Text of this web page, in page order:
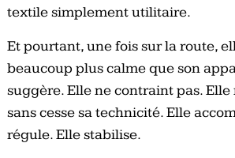
textile simplement utilitaire.
Et pourtant, une fois sur la route,
beaucoup plus calme que son
suggère. Elle ne contraint pas.
sans cesse sa technicité. Elle
régule. Elle stabilise.